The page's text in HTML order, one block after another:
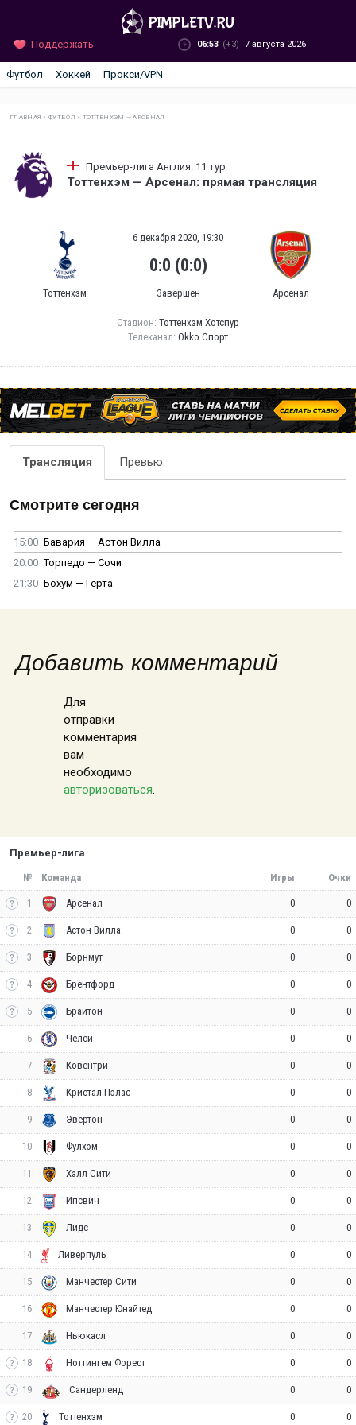
Поддержать 06:53 (+3) 7 августа 2026
Футбол Хоккей Прокси/VPN
ГЛАВНАЯ »ФУТБОЛ » ТОТТЕНХЭМ — АРСЕНАЛ
Премьер-лига Англия. 11 тур
Тоттенхэм — Арсенал: прямая трансляция
Тоттенхэм
6 декабря 2020, 19:30
0:0 (0:0)
Завершен Арсенал
Стадион: Тоттенхэм Хотспур
Телеканал: Okko Спорт
Трансляция Превью
Смотрите сегодня
15:00 Бавария — Астон Вилла
20:00 Торпедо — Сочи
21:30 Бохум — Герта
Добавить комментарий
Для
отправки
комментария
вам
необходимо
авторизоваться.
Премьер-лига
№ Команда Игры Очки
1 Арсенал 0 0
2 Астон Вилла 0 0
3 Борнмут 0 0
4 Брентфорд 0 0
5 Брайтон 0 0
6 Челси 0 0
7 Ковентри 0 0
8 Кристал Пэлас 0 0
9 Эвертон 0 0
10 Фулхэм 0 0
11 Халл Сити 0 0
12 Ипсвич 0 0
13 Лидс 0 0
14 Ливерпуль 0 0
15 Манчестер Сити 0 0
16 Манчестер Юнайтед 0 0
17 Ньюкасл 0 0
18 Ноттингем Форест 0 0
19 Сандерленд 0 0
20 Тоттенхэм 0 0